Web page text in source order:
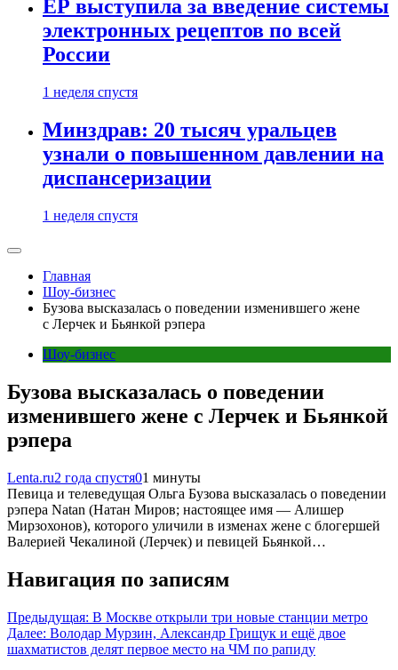
ЕР выступила за введение системы
электронных рецептов по всей
России
1 неделя спустя
Минздрав: 20 тысяч уральцев
узнали о повышенном давлении на
диспансеризации
1 неделя спустя
Главная
Шоу-бизнес
Бузова высказалась о поведении изменившего жене
с Лерчек и Бьянкой рэпера
Шоу-бизнес
Бузова высказалась о поведении
изменившего жене с Лерчек и Бьянкой
рэпера
Lenta.ru2 года спустя01 минуты
Певица и телеведущая Ольга Бузова высказалась о поведении
рэпера Natan (Натан Миров; настоящее имя — Алишер
Мирзохонов), которого уличили в изменах жене с блогершей
Валерией Чекалиной (Лерчек) и певицей Бьянкой…
Навигация по записям
Предыдущая: В Москве открыли три новые станции метро
Далее: Володар Мурзин, Александр Грищук и ещё двое
шахматистов делят первое место на ЧМ по рапиду